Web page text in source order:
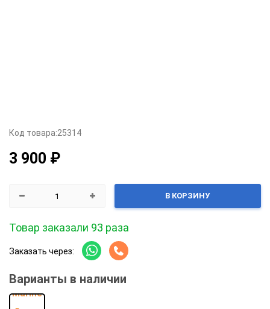
Код товара:25314
3 900 ₽
В КОРЗИНУ
Товар заказали 93 раза
Заказать через:
Варианты в наличии